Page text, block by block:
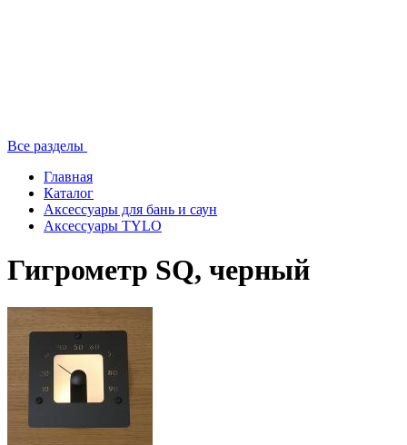
Все разделы
Главная
Каталог
Аксессуары для бань и саун
Аксессуары TYLO
Гигрометр SQ, черный